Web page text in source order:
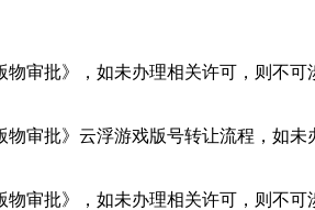
批》，如未办理相关许可，则不可
批》云浮游戏版号转让流程，如未
批》，如未办理相关许可，则不可